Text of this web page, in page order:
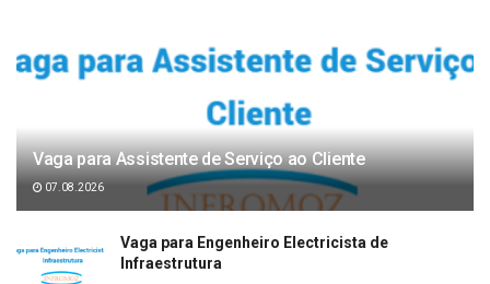
Vaga para Assistente de Serviço ao Cliente
07.08.2026
Vaga para Engenheiro Electricista de
Infraestrutura